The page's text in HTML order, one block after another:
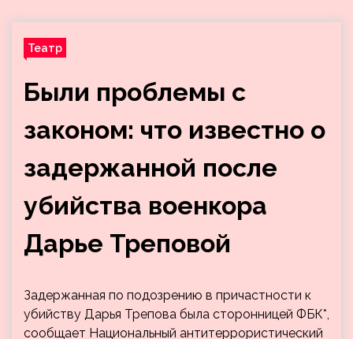
Театр
Были проблемы с
законом: что известно о
задержанной после
убийства военкора
Дарье Треповой
Задержанная по подозрению в причастности к
убийству Дарья Трепова была сторонницей ФБК*,
сообщает Национальный антитеррористический